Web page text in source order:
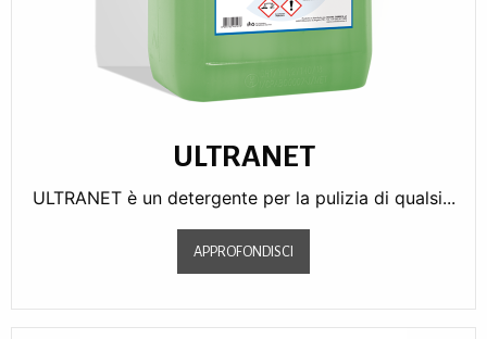
ULTRANET
ULTRANET è un detergente per la pulizia di qualsi...
APPROFONDISCI